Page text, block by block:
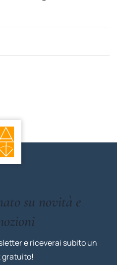
su novità e
e riceverai subito un
gratuito!